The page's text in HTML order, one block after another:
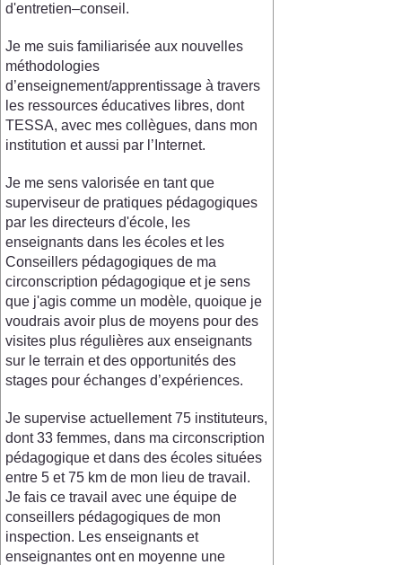
d'entretien–conseil.
Je me suis familiarisée aux nouvelles
méthodologies
d’enseignement/apprentissage à travers
les ressources éducatives libres, dont
TESSA, avec mes collègues, dans mon
institution et aussi par l’Internet.
Je me sens valorisée en tant que
superviseur de pratiques pédagogiques
par les directeurs d'école, les
enseignants dans les écoles et les
Conseillers pédagogiques de ma
circonscription pédagogique et je sens
que j'agis comme un modèle, quoique je
voudrais avoir plus de moyens pour des
visites plus régulières aux enseignants
sur le terrain et des opportunités des
stages pour échanges d’expériences.
Je supervise actuellement 75 instituteurs,
dont 33 femmes, dans ma circonscription
pédagogique et dans des écoles situées
entre 5 et 75 km de mon lieu de travail.
Je fais ce travail avec une équipe de
conseillers pédagogiques de mon
inspection. Les enseignants et
enseignantes ont en moyenne une